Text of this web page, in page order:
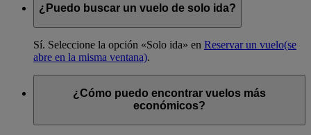
¿Puedo buscar un vuelo de solo ida?
Sí. Seleccione la opción «Solo ida» en Reservar un vuelo(se
abre en la misma ventana).
¿Cómo puedo encontrar vuelos más
económicos?